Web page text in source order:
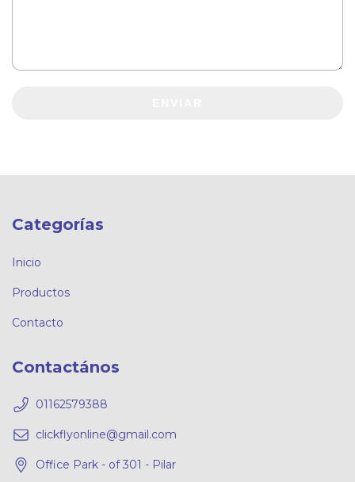
Categorías
Inicio
Productos
Contacto
Contactános
01162579388
clickflyonline@gmail.com
Office Park - of 301 - Pilar